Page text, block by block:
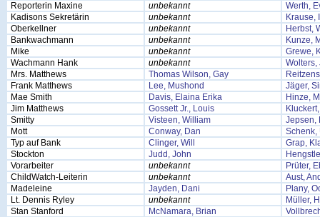
Reporterin Maxine
unbekannt
Werth,
Kadisons Sekretärin
unbekannt
Krause,
Oberkellner
unbekannt
Herbst,
Bankwachmann
unbekannt
Kunze,
Mike
unbekannt
Grewe,
Wachmann Hank
unbekannt
Wolters,
Mrs. Matthews
Thomas Wilson, Gay
Frank Matthews
Lee, Mushond
Jäger,
Mae Smith
Davis, Elaina Erika
Hinze,
Jim Matthews
Gossett Jr., Louis
Smitty
Visteen, William
Jepsen,
Mott
Conway, Dan
Schenk,
Typ auf Bank
Clinger, Will
Grap,
Stockton
Judd, John
Vorarbeiter
unbekannt
Prüter,
ChildWatch-Leiterin
unbekannt
Aust,
Madeleine
Jayden, Dani
Plany,
Lt. Dennis Ryley
unbekannt
Müller,
Stan Stanford
McNamara, Brian